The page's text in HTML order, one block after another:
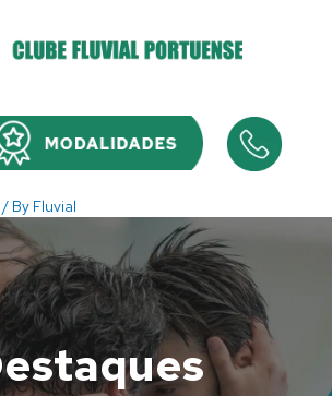
Menu
/ By Fluvial